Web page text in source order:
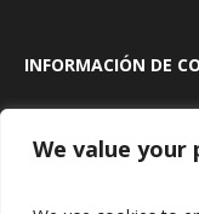
We value your
INFORMACIÓN DE
Transversal